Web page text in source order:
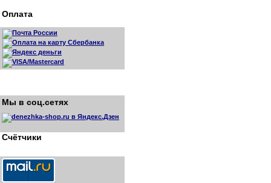
Оплата
Мы в соц.сетях
Счётчики